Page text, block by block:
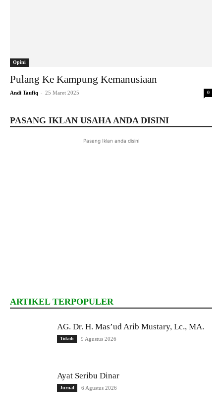
Opini
Pulang Ke Kampung Kemanusiaan
Andi Taufiq - 25 Maret 2025 0
PASANG IKLAN USAHA ANDA DISINI
Pasang Iklan anda disini
ARTIKEL TERPOPULER
AG. Dr. H. Mas’ud Arib Mustary, Lc., MA.
Tokoh 9 Agustus 2026
Ayat Seribu Dinar
Jurnal 6 Agustus 2026